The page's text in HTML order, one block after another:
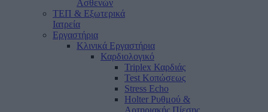
Ασθενών
ΤΕΠ & Εξωτερικά
Ιατρεία
Εργαστήρια
Κλινικά Εργαστήρια
Καρδιολογικό
Triplex Καρδιάς
Test Κοπώσεως
Stress Echo
Holter Ρυθμού &
Αρτηριακής Πίεσης